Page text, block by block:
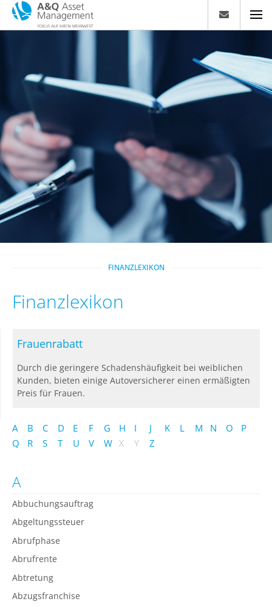
FINANZLEXIKON
Finanzlexikon
A B C D E F G H I J K L M N O
P
Q
R S T U V W X Y Z
A
Abbuchungsauftrag
Abgeltungssteuer
Abrufphase
Abrufrente
Abtretung
Abzugsfranchise
Frauenrabatt
Durch die geringere Schadenshäufigkeit bei weiblichen
Kunden, bieten einige Autoversicherer einen ermäßigten
Preis für Frauen.